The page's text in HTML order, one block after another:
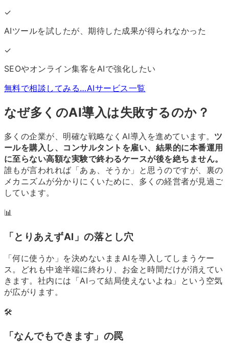
✓
AIツールを試したが、期待した成果が得られなかった
✓
SEOやオンライン集客をAIで強化したい
無料で相談してみる…AIサービス一覧
なぜ多くのAI導入は失敗するのか？
多くの企業が、明確な戦略なくAI導入を進めています。 ツ
ールを購入し、コンサルタントを雇い、結果的に本番運用
に至らない高額な実験で終わるケースが後を絶ちません。
誰もが言われれば「あぁ、そうか」と思うのですが、裏の
メカニズムが分かりにくいために、多くの経営者が見過ご
しています。
📊
「とりあえずAI」の落とし穴
「何に使うか」を決めないままAIを導入してしまうケー
ス。どれも中途半端に終わり、お金と時間だけが消えてい
きます。社内には「AIって結局使えないよね」という空気
が広がります。
🛠
「なんでもできます」の罠